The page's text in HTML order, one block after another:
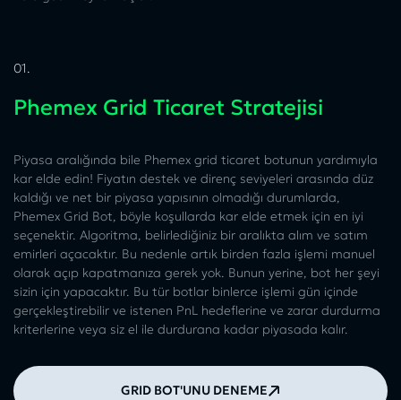
01.
Phemex Grid Ticaret Stratejisi
Piyasa aralığında bile Phemex grid ticaret botunun yardımıyla
kar elde edin! Fiyatın destek ve direnç seviyeleri arasında düz
kaldığı ve net bir piyasa yapısının olmadığı durumlarda,
Phemex Grid Bot, böyle koşullarda kar elde etmek için en iyi
seçenektir. Algoritma, belirlediğiniz bir aralıkta alım ve satım
emirleri açacaktır. Bu nedenle artık birden fazla işlemi manuel
olarak açıp kapatmanıza gerek yok. Bunun yerine, bot her şeyi
sizin için yapacaktır. Bu tür botlar binlerce işlemi gün içinde
gerçekleştirebilir ve istenen PnL hedeflerine ve zarar durdurma
kriterlerine veya siz el ile durdurana kadar piyasada kalır.
GRID BOT'UNU DENEME